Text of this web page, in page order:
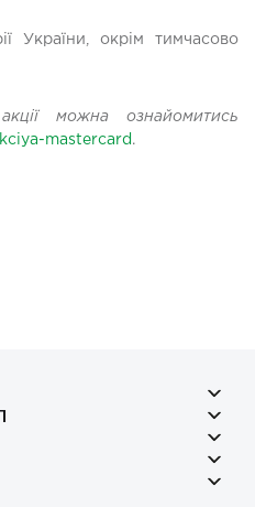
України, окрім тимчасово
можна ознайомитись
mastercard .